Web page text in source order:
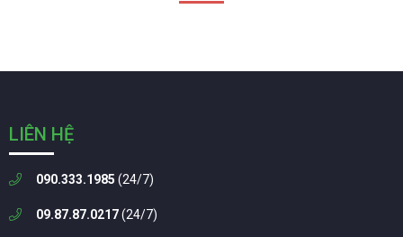
LIÊN HỆ
090.333.1985 (24/7)
09.87.87.0217(24/7)